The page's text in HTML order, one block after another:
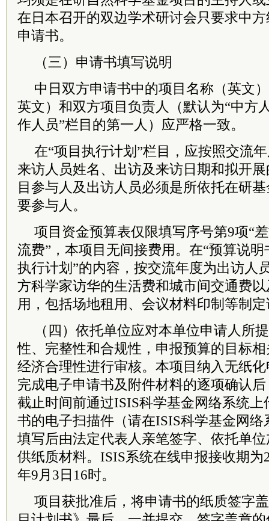
在日本召开的双边学术研讨会只要求中
申请书。
（三）申请书填写说明
中日双方申请书中的项目名称（英文
英文）和双方项目负责人（默认为“中方
作人员”栏目的第一人）应严格一致。
在“项目执行计划”栏目，应按照交流
来访人员姓名、出访及来访日期和拟开
目参与人及出访人员必须是所依托在研
要参与人。
项目资金预算表仅限填写序号第9项“
流费”，本项目无间接费用。在“预算说
执行计划”的内容，按交流年度为出访人
方科学家访华的生活费和城市间交通费
用，包括场地租用、会议材料印制等制
（四）依托单位应对本单位申请人所
性、完整性和合规性，申报预算的目标
经济合理性进行审核。本项目纳入无纸
完成电子申请书及附件材料的逐项确认
截止时间前通过ISIS科学基金网络系统
书的电子扫描件（请在ISIS科学基金网
填写后由法定代表人亲笔签字、依托单
供纸质材料。ISIS系统在线申报接收期为
年9月3日16时。
项目获批准后，将申请书的纸质签字